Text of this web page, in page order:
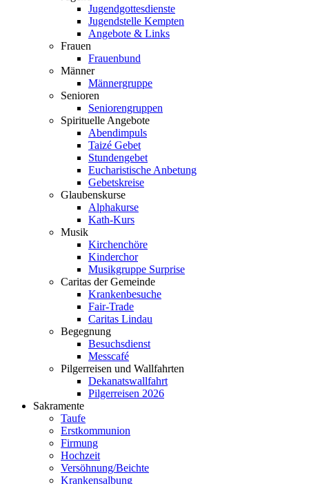
Jugendgottesdienste
Jugendstelle Kempten
Angebote & Links
Frauen
Frauenbund
Männer
Männergruppe
Senioren
Seniorengruppen
Spirituelle Angebote
Abendimpuls
Taizé Gebet
Stundengebet
Eucharistische Anbetung
Gebetskreise
Glaubenskurse
Alphakurse
Kath-Kurs
Musik
Kirchenchöre
Kinderchor
Musikgruppe Surprise
Caritas der Gemeinde
Krankenbesuche
Fair-Trade
Caritas Lindau
Begegnung
Besuchsdienst
Messcafé
Pilgerreisen und Wallfahrten
Dekanatswallfahrt
Pilgerreisen 2026
Sakramente
Taufe
Erstkommunion
Firmung
Hochzeit
Versöhnung/Beichte
Krankensalbung